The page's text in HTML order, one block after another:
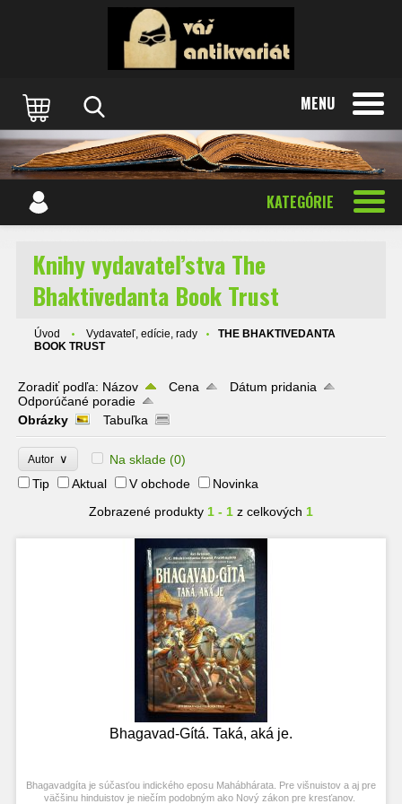
MENU
KATEGÓRIE
Knihy vydavateľstva The
Bhaktivedanta Book Trust
Úvod Vydavateľ, edície, rady
THE BHAKTIVEDANTA
BOOK TRUST
Zoradiť podľa: Názov Cena
Dátum pridania
Odporúčané poradie
Obrázky
Tabuľka
Autor ∨ Na sklade (0)
Tip
Aktual V obchode
Novinka
Zobrazené produkty 1 - 1 z celkových 1
Bhagavad-Gítá. Taká, aká je.
Bhagavadgíta je súčasťou indického eposu Mahábhárata. Pre višnuistov a aj pre
väčšinu hinduistov je niečím podobným ako Nový zákon pre kresťanov.